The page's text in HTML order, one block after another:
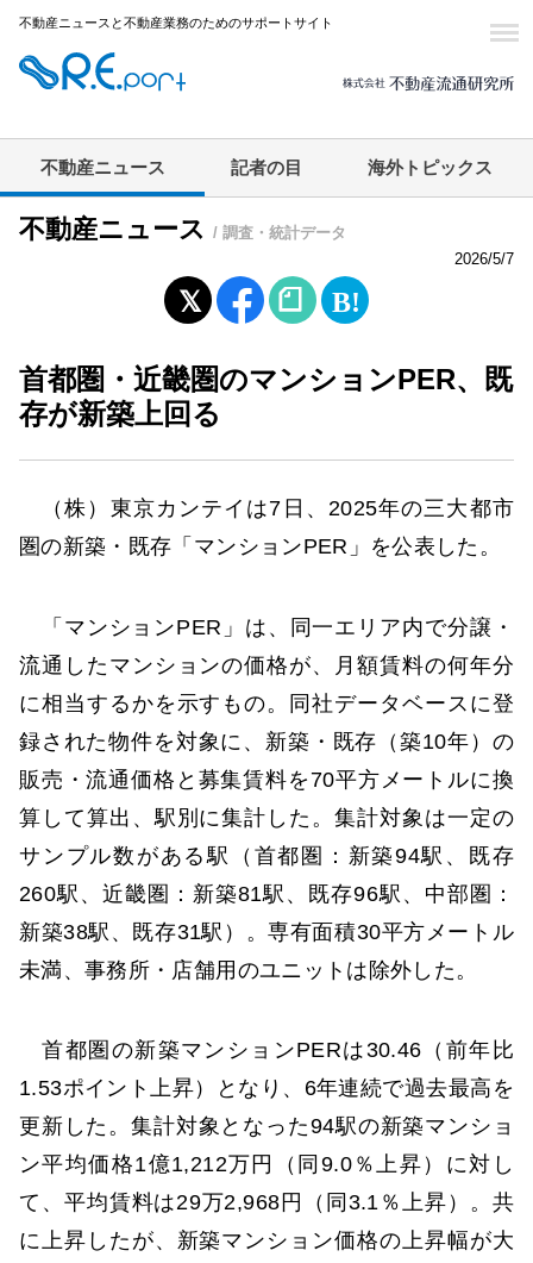
不動産ニュースと不動産業務のためのサポートサイト
不動産ニュース 記者の目 海外トピックス
不動産ニュース / 調査・統計データ
2026/5/7
首都圏・近畿圏のマンションPER、既
存が新築上回る
（株）東京カンテイは7日、2025年の三大都市
圏の新築・既存「マンションPER」を公表した。
「マンションPER」は、同一エリア内で分譲・
流通したマンションの価格が、月額賃料の何年分
に相当するかを示すもの。同社データベースに登
録された物件を対象に、新築・既存（築10年）の
販売・流通価格と募集賃料を70平方メートルに換
算して算出、駅別に集計した。集計対象は一定の
サンプル数がある駅（首都圏：新築94駅、既存
260駅、近畿圏：新築81駅、既存96駅、中部圏：
新築38駅、既存31駅）。専有面積30平方メートル
未満、事務所・店舗用のユニットは除外した。
首都圏の新築マンションPERは30.46（前年比
1.53ポイント上昇）となり、6年連続で過去最高を
更新した。集計対象となった94駅の新築マンショ
ン平均価格1億1,212万円（同9.0％上昇）に対し
て、平均賃料は29万2,968円（同3.1％上昇）。共
に上昇したが、新築マンション価格の上昇幅が大